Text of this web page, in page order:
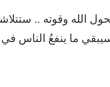
الله وقوته ..
ما ينفعُ الناس